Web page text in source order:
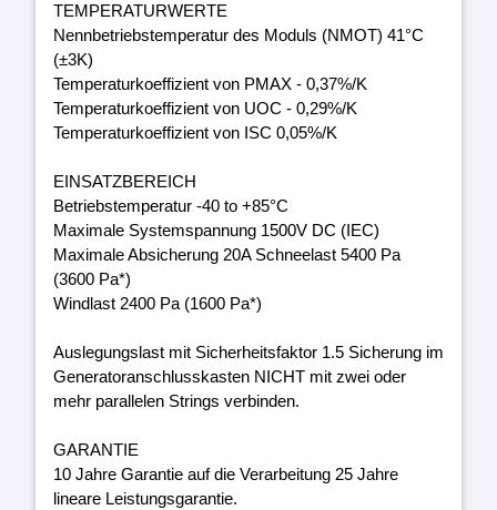
TEMPERATURWERTE
Nennbetriebstemperatur des Moduls (NMOT) 41°C
(±3K)
Temperaturkoeffizient von PMAX - 0,37%/K
Temperaturkoeffizient von UOC - 0,29%/K
Temperaturkoeffizient von ISC 0,05%/K
EINSATZBEREICH
Betriebstemperatur -40 to +85°C
Maximale Systemspannung 1500V DC (IEC)
Maximale Absicherung 20A Schneelast 5400 Pa
(3600 Pa*)
Windlast 2400 Pa (1600 Pa*)
Auslegungslast mit Sicherheitsfaktor 1.5 Sicherung im
Generatoranschlusskasten NICHT mit zwei oder
mehr parallelen Strings verbinden.
GARANTIE
10 Jahre Garantie auf die Verarbeitung 25 Jahre
lineare Leistungsgarantie.